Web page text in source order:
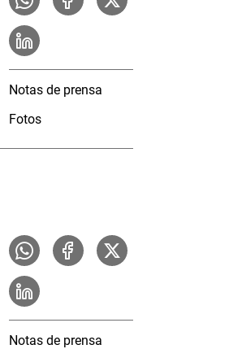
Notas de prensa
Fotos
Notas de prensa